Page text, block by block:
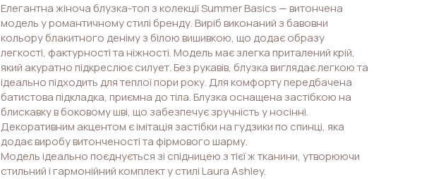
Елегантна жіноча блузка-топ з колекції Summer Basics — витончена
модель у романтичному стилі бренду. Виріб виконаний з бавовни
кольору блакитного деніму з білою вишивкою, що додає образу
легкості, фактурності та ніжності. Модель має злегка приталений крій,
який акуратно підкреслює силует. Без рукавів, блузка виглядає легкою та
ідеально підходить для теплої пори року. Для комфорту передбачена
батистова підкладка, приємна до тіла. Блузка оснащена застібкою на
блискавку в боковому шві, що забезпечує зручність у носінні.
Декоративним акцентом є імітація застібки на гудзики по спинці, яка
додає виробу витонченості та фірмового шарму.
Модель ідеально поєднується зі спідницею з тієї ж тканини, утворюючи
стильний і гармонійний комплект у стилі Laura Ashley.